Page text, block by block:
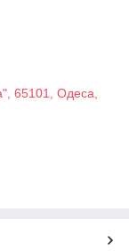
65101, Одеса,